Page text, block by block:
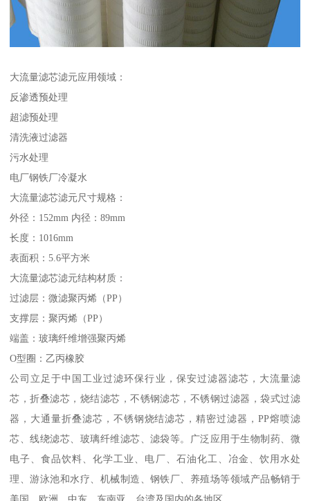
大流量滤芯滤元应用领域：
反渗透预处理
超滤预处理
清洗液过滤器
污水处理
电厂钢铁厂冷凝水
大流量滤芯滤元尺寸规格：
外径：152mm 内径：89mm
长度：1016mm
表面积：5.6平方米
大流量滤芯滤元结构材质：
过滤层：微滤聚丙烯（PP）
支撑层：聚丙烯（PP）
端盖：玻璃纤维增强聚丙烯
O型圈：乙丙橡胶
公司立足于中国工业过滤环保行业，保安过滤器滤芯，大流量滤
芯，折叠滤芯，烧结滤芯，不锈钢滤芯，不锈钢过滤器，袋式过滤
器，大通量折叠滤芯，不锈钢烧结滤芯，精密过滤器，PP熔喷滤
芯、线绕滤芯、玻璃纤维滤芯、滤袋等。广泛应用于生物制药、微
电子、食品饮料、化学工业、电厂、石油化工、冶金、饮用水处
理、游泳池和水疗、机械制造、钢铁厂、养殖场等领域产品畅销于
美国、欧洲、中东、东南亚、台湾及国内的各地区。